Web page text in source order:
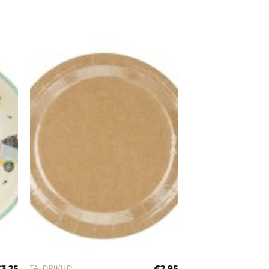
Lisa
soovinimekirja